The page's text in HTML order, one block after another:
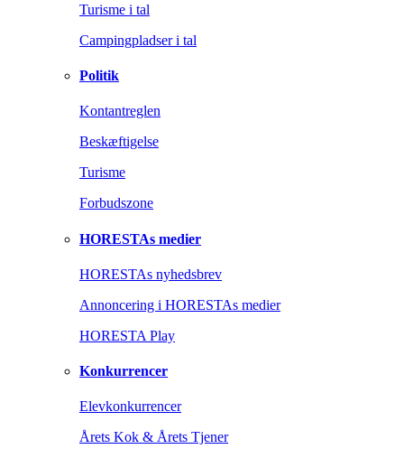
Turisme i tal
Campingpladser i tal
Politik
Kontantreglen
Beskæftigelse
Turisme
Forbudszone
HORESTAs medier
HORESTAs nyhedsbrev
Annoncering i HORESTAs medier
HORESTA Play
Konkurrencer
Elevkonkurrencer
Årets Kok & Årets Tjener